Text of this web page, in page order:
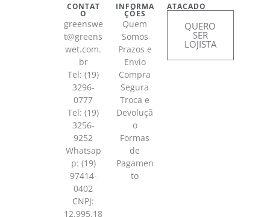
CONTAT
O
greenswe
t@greens
wet.com.
br
Tel: (19)
3296-
0777
Tel: (19)
3256-
9252
Whatsap
p: (19)
97414-
0402
CNPJ:
12.995.18
INFORMA
ÇÕES
Quem
Somos
Prazos e
Envio
Compra
Segura
Troca e
Devoluçã
o
Formas
de
Pagamen
to
ATACADO
QUERO
SER
LOJISTA